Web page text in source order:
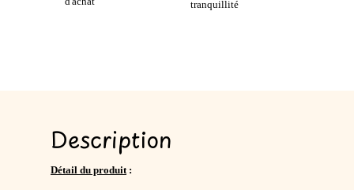
tranquillité
Description
Détail du produit: